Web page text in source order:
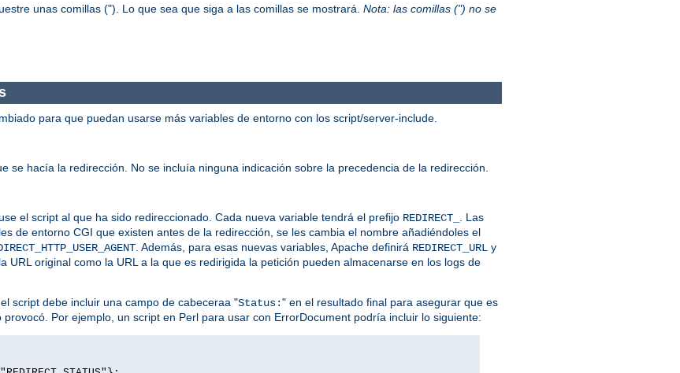
unas comillas ("). Lo que sea que siga a las comillas se mostrará. Nota: las comillas (") no se
para que puedan usarse más variables de entorno con los script/server-include.
se hacía la redirección. No se incluía ninguna indicación sobre la precedencia de la redirección.
el script al que ha sido redireccionado. Cada nueva variable tendrá el prefijo REDIRECT_
. Las
de entorno CGI que existen antes de la redirección, se les cambia el nombre añadiéndoles el
. Además, para esas nuevas variables, Apache definirá REDIRECT_URL y
URL original como la URL a la que es redirigida la petición pueden almacenarse en los logs de
script debe incluir una campo de cabeceraa "Status:" en el resultado final para asegurar que es
Por ejemplo, un script en Perl para usar con ErrorDocument podría incluir lo siguiente: